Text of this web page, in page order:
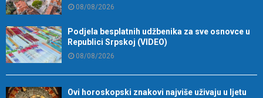
08/08/2026
Podjela besplatnih udžbenika za sve osnovce u
Republici Srpskoj (VIDEO)
08/08/2026
Ovi horoskopski znakovi najviše uživaju u ljetu